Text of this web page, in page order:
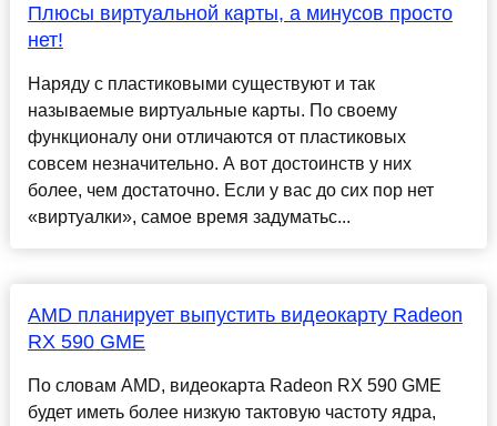
Плюсы виртуальной карты, а минусов просто
нет!
Наряду с пластиковыми существуют и так
называемые виртуальные карты. По своему
функционалу они отличаются от пластиковых
совсем незначительно. А вот достоинств у них
более, чем достаточно. Если у вас до сих пор нет
«виртуалки», самое время задуматьс...
AMD планирует выпустить видеокарту Radeon
RX 590 GME
По словам AMD, видеокарта Radeon RX 590 GME
будет иметь более низкую тактовую частоту ядра,